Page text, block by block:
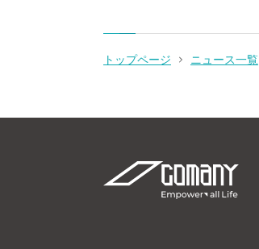
トップページ ニュース一覧